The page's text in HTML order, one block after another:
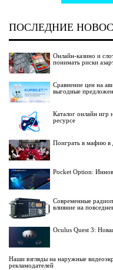
ПОСЛЕДНИЕ
Онлайн-казино и
понимать риски
Сравнение цен на
выгодные
Каталог онлайн игр
ресурсе
Поиграть в мафию в
Pocket Option:
Современные
влияние на
Oculus Quest 3:
Наши взгляды на наружные
рекламодателей